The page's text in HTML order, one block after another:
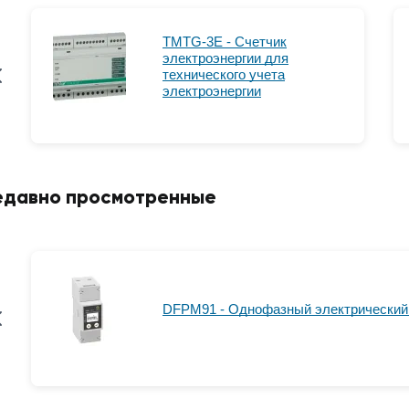
TMTG-3E - Счетчик
электроэнергии для
технического учета
электроэнергии
просмотренные
DFPM91 - Однофазный электрический